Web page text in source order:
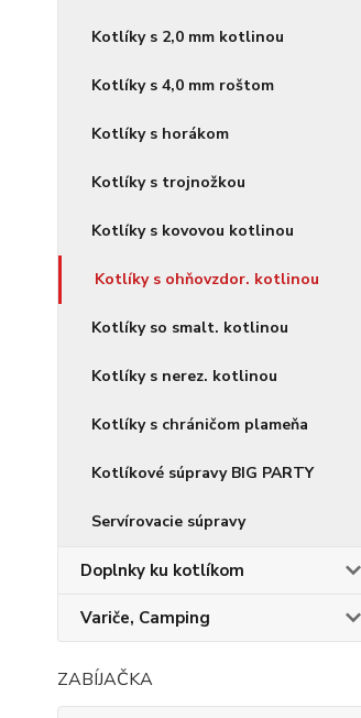
Kotlíky s 2,0 mm kotlinou
Kotlíky s 4,0 mm roštom
Kotlíky s horákom
Kotlíky s trojnožkou
Kotlíky s kovovou kotlinou
Kotlíky s ohňovzdor. kotlinou
Kotlíky so smalt. kotlinou
Kotlíky s nerez. kotlinou
Kotlíky s chráničom plameňa
Kotlíkové súpravy BIG PARTY
Servírovacie súpravy
Doplnky ku kotlíkom
Variče, Camping
ZABÍJAČKA